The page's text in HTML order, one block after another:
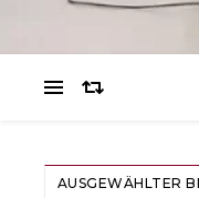
AUSGEWÄHLTER